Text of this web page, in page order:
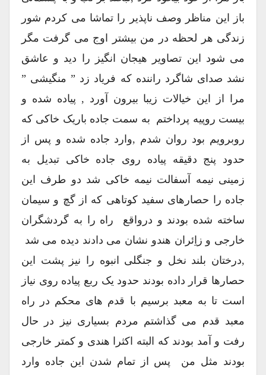
باز این مناظر وصف ناپذیر را تماشا می کردم شور
زندگی هر لحظه در من بیشتر اوج می گرفت مگر
می شود این تصاویر هیجان انگیز را دید و عاشق
نشد صدای شاگرد راننده که فریاد زد ” منگیشی ”
مرا از این خیالات زیبا بیرون آورد , پیاده شده و
بیست روپیه پرداختم به سمت جاده باریک خاکی که
روبرویم بود روان شدم ,وارد جاده شده و پس از
حدود پنج دقیقه پیاده روی جاده خاکی تبدیل به
زمینی نیمه آسفالت نیمه خاکی شد دو طرف این
جاده را حصارهای سفید کوتاهی که از گچ و سیمان
ساخته شده بودند و درواقع راه را به گردشگران
خارجی و زاِئران هندو نشان می دادند دیده می شد
,درختان بلند نخل و جنگلی انبوه را نیز پشت این
حصارها قرار داده بودند حدود یک ربع پیاده روی نیاز
است تا به معبد برسیم با قدم های محکم در راه
معبد قدم می گذاشتم مردم بسیاری نیز در حال
رفت و آمد بودند که البته اکثرا هندی و کمتر خارجی
بودند مثل من پس از تمام شدن این جاده وارد